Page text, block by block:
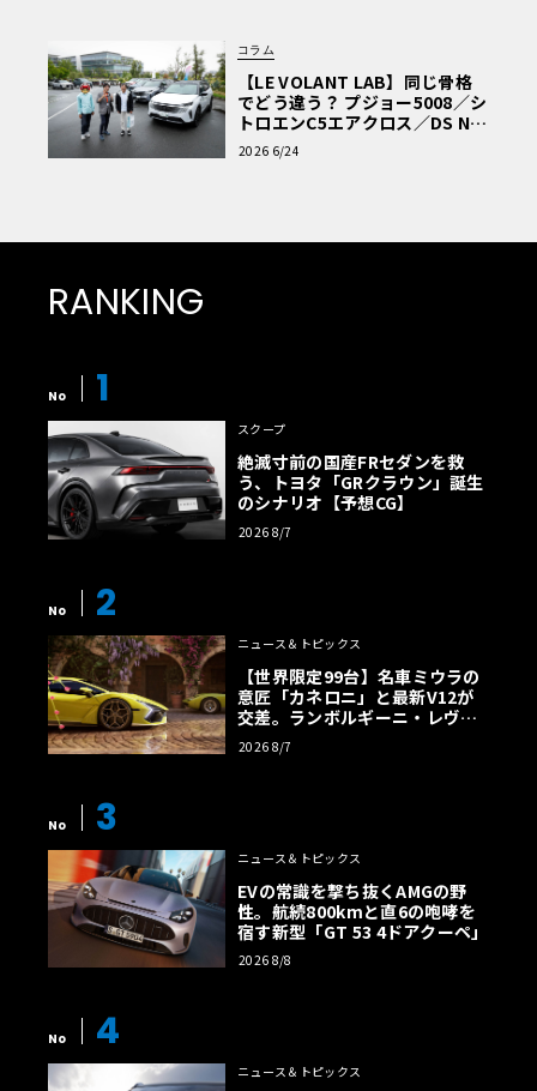
コラム
【LE VOLANT LAB】同じ骨格
でどう違う？ プジョー5008／シ
トロエンC5エアクロス／DS Nº4
読者一気乗りレポート
2026 6/24
RANKING
No 1
スクープ
絶滅寸前の国産FRセダンを救
う、トヨタ「GRクラウン」誕生
のシナリオ【予想CG】
2026 8/7
No 2
ニュース＆トピックス
【世界限定99台】名車ミウラの
意匠「カネロニ」と最新V12が
交差。ランボルギーニ・レヴエ
ルトに60周年記念車が登場
2026 8/7
No 3
ニュース＆トピックス
EVの常識を撃ち抜くAMGの野
性。航続800kmと直6の咆哮を
宿す新型「GT 53 4ドアクーペ」
2026 8/8
No 4
ニュース＆トピックス